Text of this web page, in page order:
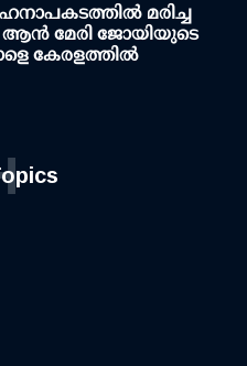
മരിച്ച
ആൻ മേരി ജോയിയുടെ
കേരളത്തിൽ